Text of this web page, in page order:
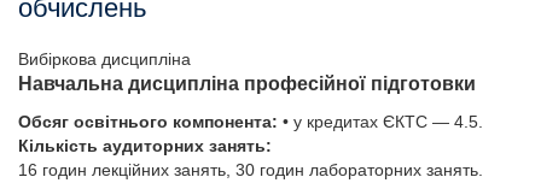
обчислень
Вибіркова дисципліна
Навчальна дисципліна професійної підготовки
Обсяг освітнього компонента: • у кредитах ЄКТС — 4.5.
Кількість аудиторних занять:
16 годин лекційних занять, 30 годин лабораторних занять.